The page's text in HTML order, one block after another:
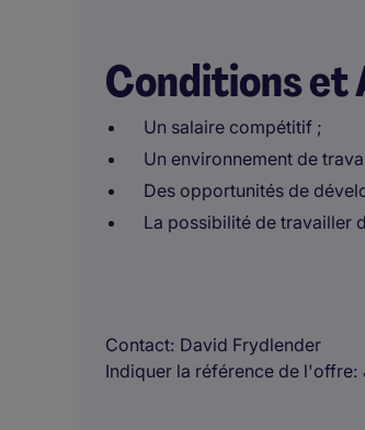
Conditions et
Un salaire compétitif ;
Un environnement de
Des opportunités de
La possibilité de travailler
Contact David Frydlender
Indiquer la référence de l'offre